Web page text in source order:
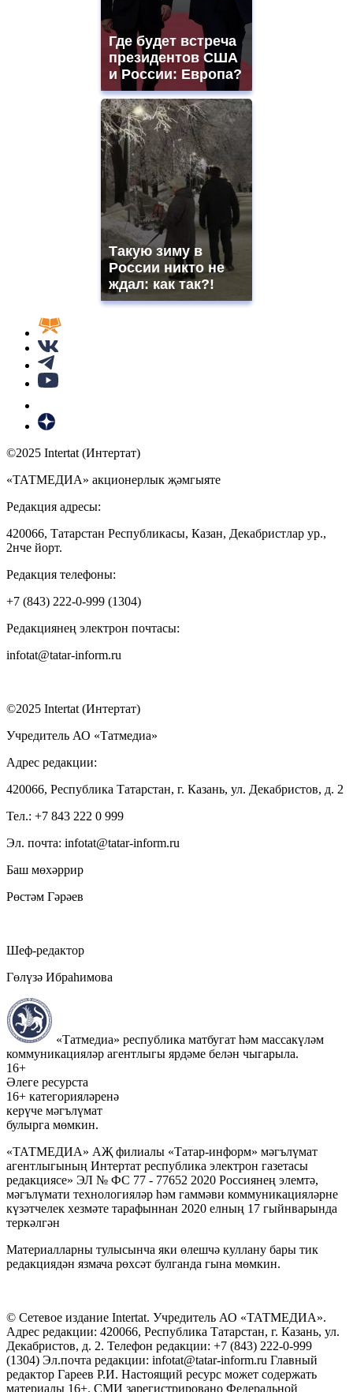
Где будет встреча
президентов США
и России: Европа?
Такую зиму в
России никто не
ждал: как так?!
©2025 Intertat (Интертат)
«ТАТМЕДИА» акционерлык җәмгыяте
Редакция адресы:
420066, Татарстан Республикасы, Казан, Декабристлар ур.,
2нче йорт.
Редакция телефоны:
+7 (843) 222-0-999 (1304)
Редакциянең электрон почтасы:
infotat@tatar-inform.ru
©2025 Intertat (Интертат)
Учредитель АО «Татмедиа»
Адрес редакции:
420066, Республика Татарстан, г. Казань, ул. Декабристов, д. 2
Тел.: +7 843 222 0 999
Эл. почта: infotat@tatar-inform.ru
Баш мөхәррир
Рөстәм Гәрәев
Шеф-редактор
Гөлүзә Ибраһимова
«Татмедиа» республика матбугат һәм массакүләм
коммуникацияләр агентлыгы ярдәме белән чыгарыла.
16+
Әлеге ресурста
16+ категорияләренә
керүче мәгълүмат
булырга мөмкин.
«ТАТМЕДИА» АҖ филиалы «Татар-информ» мәгълүмат
агентлыгының Интертат республика электрон газетасы
редакциясе» ЭЛ № ФС 77 - 77652 2020 Россиянең элемтә,
мәгълүмати технологияләр һәм гаммәви коммуникацияләрне
күзәтчелек хезмәте тарафыннан 2020 елның 17 гыйнварында
теркәлгән
Материалларны тулысынча яки өлешчә куллану бары тик
редакциядән язмача рөхсәт булганда гына мөмкин.
© Сетевое издание Intertat. Учредитель АО «ТАТМЕДИА».
Адрес редакции: 420066, Республика Татарстан, г. Казань, ул.
Декабристов, д. 2. Телефон редакции: +7 (843) 222-0-999
(1304) Эл.почта редакции: infotat@tatar-inform.ru Главный
редактор Гареев Р.И. Настоящий ресурс может содержать
материалы 16+. СМИ зарегистрировано Федеральной